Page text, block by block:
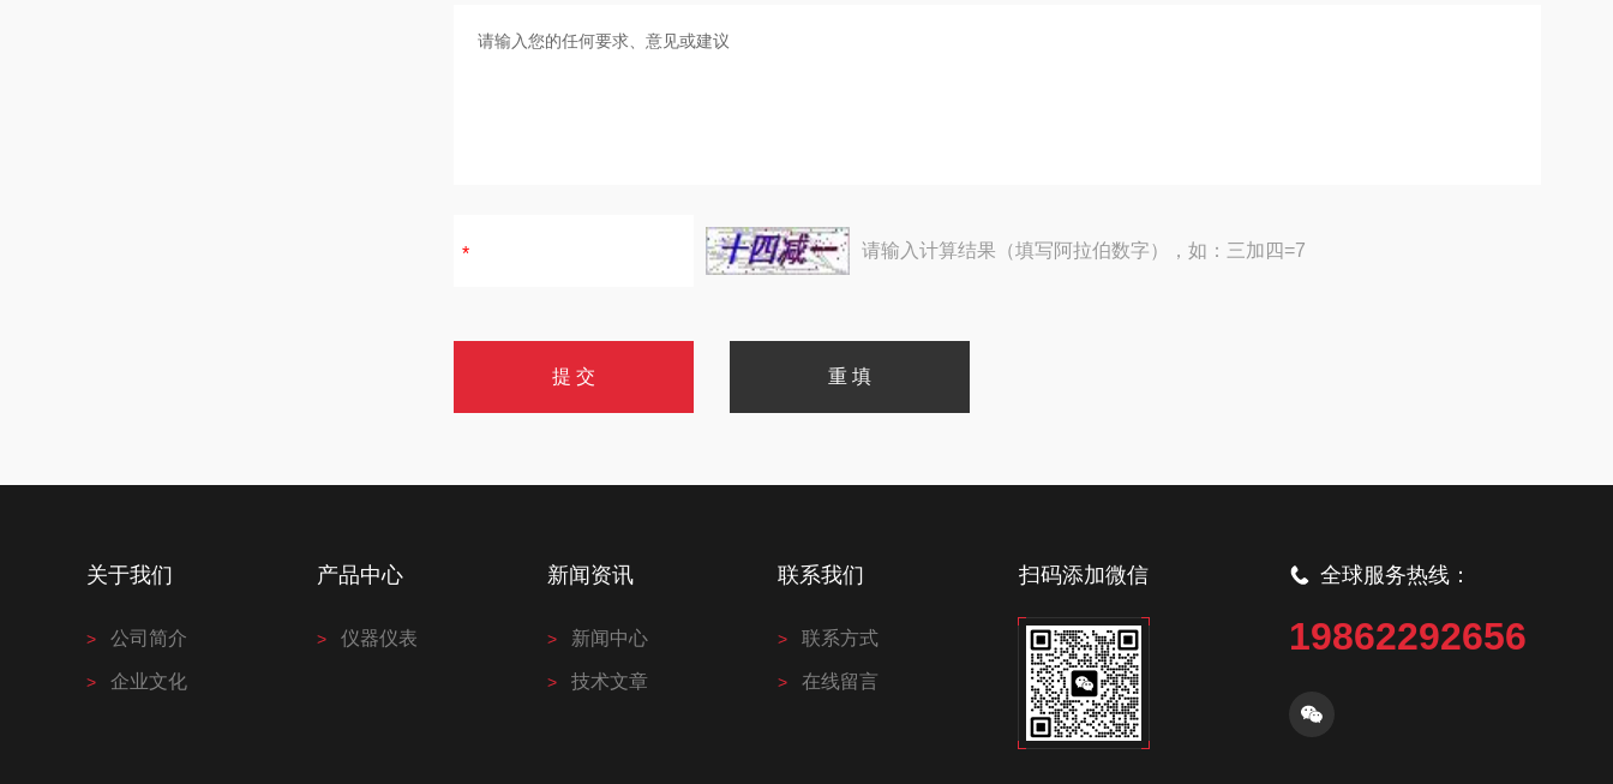
请输入计算结果（填写阿拉伯数字），如：三加四=7
关于我们
公司简介
企业文化
产品中心
仪器仪表
新闻资讯
新闻中心
技术文章
联系我们
联系方式
在线留言
扫码添加微信 全球服务热线：
19862292656